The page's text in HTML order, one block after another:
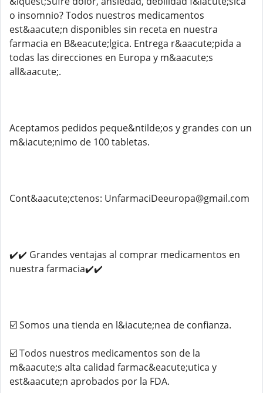
o insomnio? Todos nuestros medicamentos
est&aacute;n disponibles sin receta en nuestra
farmacia en B&eacute;lgica. Entrega r&aacute;pida a
todas las direcciones en Europa y m&aacute;s
all&aacute;.
Aceptamos pedidos peque&ntilde;os y grandes con un
m&iacute;nimo de 100 tabletas.
Cont&aacute;ctenos: UnfarmaciDeeuropa@gmail.com
✔️✔️ Grandes ventajas al comprar medicamentos en
nuestra farmacia✔️✔️
☑️ Somos una tienda en l&iacute;nea de confianza.
☑️ Todos nuestros medicamentos son de la
m&aacute;s alta calidad farmac&eacute;utica y
est&aacute;n aprobados por la FDA.